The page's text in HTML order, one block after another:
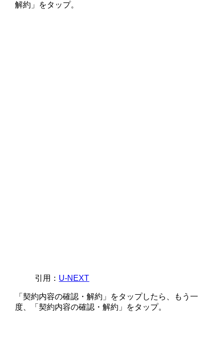
解約」をタップ。
引用： U-NEXT
「契約内容の確認・解約」をタップしたら、もう一
度、「契約内容の確認・解約」をタップ。